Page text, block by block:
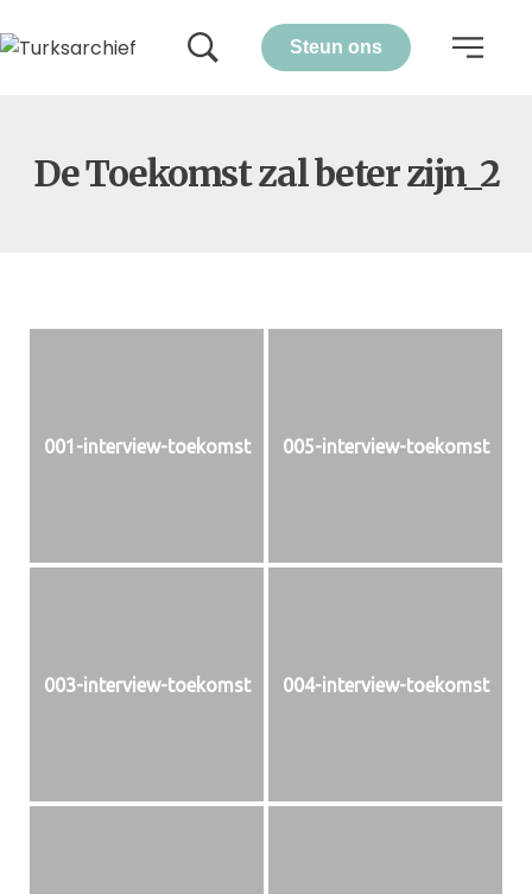
Steun ons
De Toekomst zal beter zijn_2
001-interview-toekomst 005-interview-toekomst
003-interview-toekomst 004-interview-toekomst